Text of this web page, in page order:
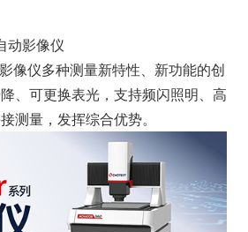
动影像仪
像仪多种测量新特性、新功能的创
、可更换表光，支持频闪照明、高
测量，发挥综合优势。